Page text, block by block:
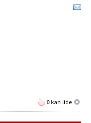
0 kan lide